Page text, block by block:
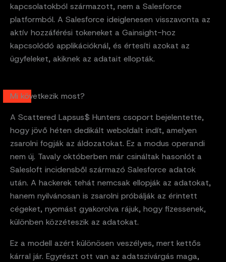
kapcsolatokból származott, nem a Salesforce
platformból. A Salesforce ideiglenesen visszavonta az
aktív hozzáférési tokeneket a Gainsight-hoz
kapcsolódó applikációknál, és értesíti azokat az
ügyfeleket, akiknek az adatait ellopták.
Mi következik most?
A Scattered Lapsus$ Hunters csoport bejelentette,
hogy jövő héten dedikált weboldalt indít, amelyen
zsarolni fogják az áldozatokat. Ez a modus operandi
nem új. Tavaly októberben már csináltak hasonlót a
Salesloft incidensből származó Salesforce adatok
után. A hackerek tehát nemcsak ellopják az adatokat,
hanem nyilvánosan is zsarolni próbálják az érintett
cégeket, nyomást gyakorolva rájuk, hogy fizessenek,
különben közzéteszik az adatokat.
Ez a modell azért különösen veszélyes, mert kettős
kárral jár. Egyrészt ott van az adatszivárgás maga,